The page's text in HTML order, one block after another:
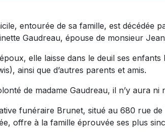
entourée de sa famille, est décédée
Gaudreau, épouse de monsieur
elle laisse dans le deuil ses
ainsi que d’autres parents et amis.
de madame Gaudreau, il n’y aura ni
funéraire Brunet, situé au 680 rue
offre à la famille éprouvée ses plus